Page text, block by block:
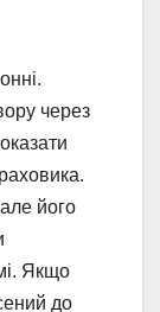
через
його
Якщо
до